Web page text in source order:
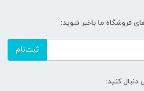
فروشگاه ما باخبر شوید:
ثبت‌نام
دنبال کنید: